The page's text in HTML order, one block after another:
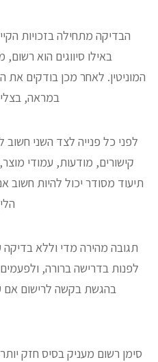
הבדיקה מתחילה בזכויות
באילו סיווגים הוא
המוניטין. לאחר מכן בודקים את
במראה,
לפני כל פנייה לצד השני
קישורים, מודעות, עמודי
תיעוד מסודר יכול להיות
תגובה מהירה מדי וללא בדיקה
לפנות בדרישה ברורה,
בהגשת בקשה לרישום אם
סימן רשום מעניק בסיס חזק